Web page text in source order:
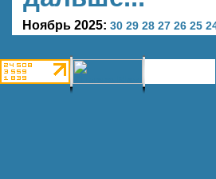
Ноябрь 2025: 30 29 28 27 26 25